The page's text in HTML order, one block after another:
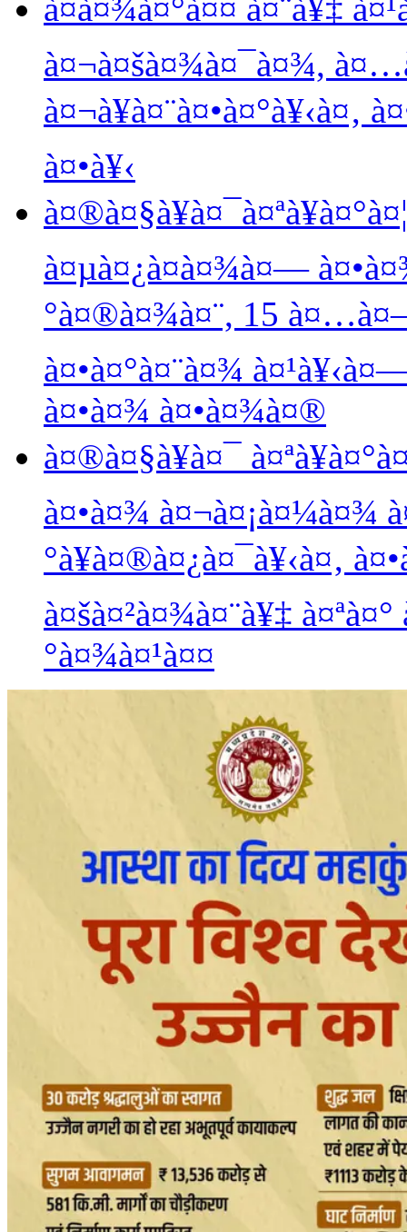
à¤­à¤¾à¤°à¤¤ à¤¨à¥‡
à¤¬à¤šà¤¾à¤¯à¤¾,
à¤¬à¥à¤¨à¤•à¤°à¥‹à¤‚
à¤•à¥‹
à¤µà¤¿à¤­à¤¾à¤—
°à¤®à¤¾à¤¨, 15
à¤•à¤°à¤¨à¤¾
à¤•à¤¾ à¤•à¤¾à¤®
à¤®à¤§à¥à¤¯
à¤•à¤¾ à¤¬à¤¡à¤¼à¤¾
°à¥à¤®à¤¿à¤¯à¥‹à¤‚
à¤šà¤²à¤¾à¤¨à¥‡
°à¤¾à¤¹à¤¤